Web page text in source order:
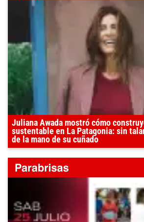
Juliana Awada mostró cómo
sustentable en La Patagonia: sin
de la mano de su cuñado